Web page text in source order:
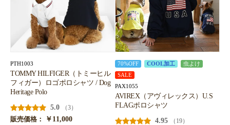
PTH1003
TOMMY HILFIGER（トミーヒル
フィガー）ロゴポロシャツ / Dog
Heritage Polo
5.0
（3）
販売価格：
￥11,000
70%OFF COOL加工
虫よけ
SALE
PAX1055
AVIREX（アヴィレックス）U.S
FLAGポロシャツ
4.95
（19）